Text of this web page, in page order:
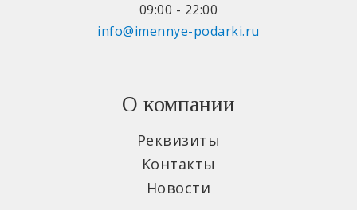
09:00 - 22:00
info@imennye-podarki.ru
О компании
Реквизиты
Контакты
Новости